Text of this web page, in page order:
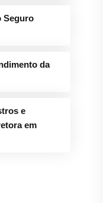
Seguro
da
e
em